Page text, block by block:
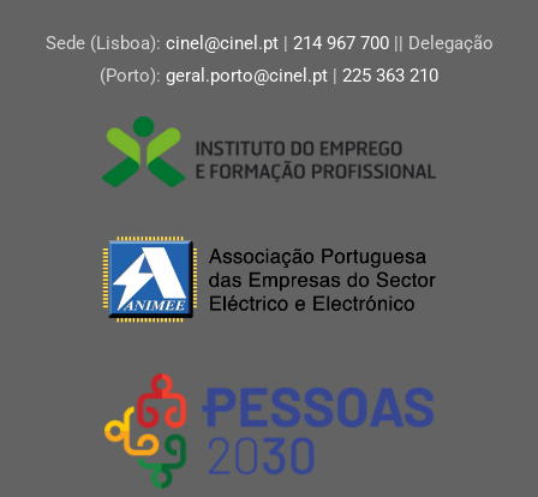
Sede (Lisboa): cinel@cinel.pt| 214 967 700|| Delegação
(Porto): geral.porto@cinel.pt | 225 363 210